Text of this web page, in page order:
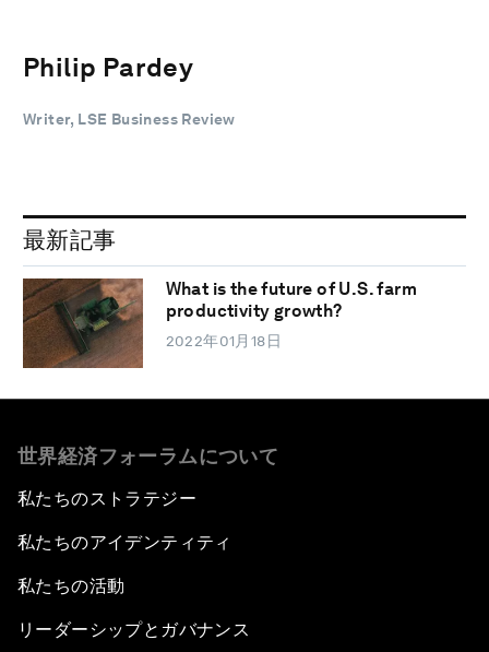
Philip Pardey
Writer, LSE Business Review
最新記事
What is the future of U.S. farm
productivity growth?
2022年01月18日
世界経済フォーラムについて
私たちのストラテジー
私たちのアイデンティティ
私たちの活動
リーダーシップとガバナンス